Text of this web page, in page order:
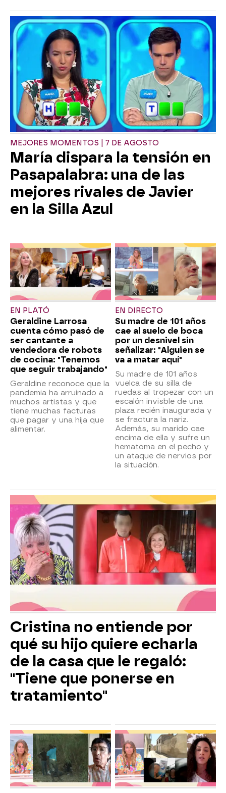
MEJORES MOMENTOS | 7 DE AGOSTO
María dispara la tensión en
Pasapalabra: una de las
mejores rivales de Javier
en la Silla Azul
EN PLATÓ
Geraldine Larrosa
cuenta cómo pasó de
ser cantante a
vendedora de robots
de cocina: "Tenemos
que seguir trabajando"
Geraldine reconoce que la
pandemia ha arruinado a
muchos artistas y que
tiene muchas facturas
que pagar y una hija que
alimentar.
EN DIRECTO
Su madre de 101 años
cae al suelo de boca
por un desnivel sin
señalizar: "Alguien se
va a matar aquí"
Su madre de 101 años
vuelca de su silla de
ruedas al tropezar con un
escalón invisble de una
plaza recién inaugurada y
se fractura la nariz.
Además, su marido cae
encima de ella y sufre un
hematoma en el pecho y
un ataque de nervios por
la situación.
Cristina no entiende por
qué su hijo quiere echarla
de la casa que le regaló:
"Tiene que ponerse en
tratamiento"